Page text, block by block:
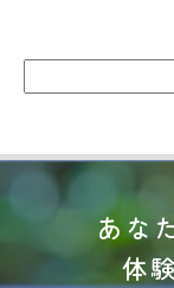
検
索:
あな
体